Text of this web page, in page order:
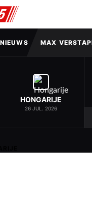
MAX
HONGARIJE
26 JUL. 2026